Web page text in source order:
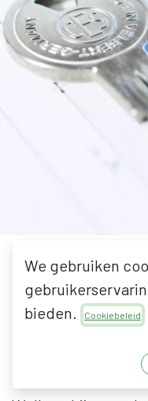
We gebruiken
bieden.
Cookiebeleid